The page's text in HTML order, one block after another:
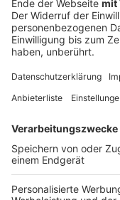
Finanzierung
Die Kleinprojekte
finanziert, das
Landesmitteln und
beteiligten
Gesamtkosten.
und das
Raum zu stärken.
Förderung ab